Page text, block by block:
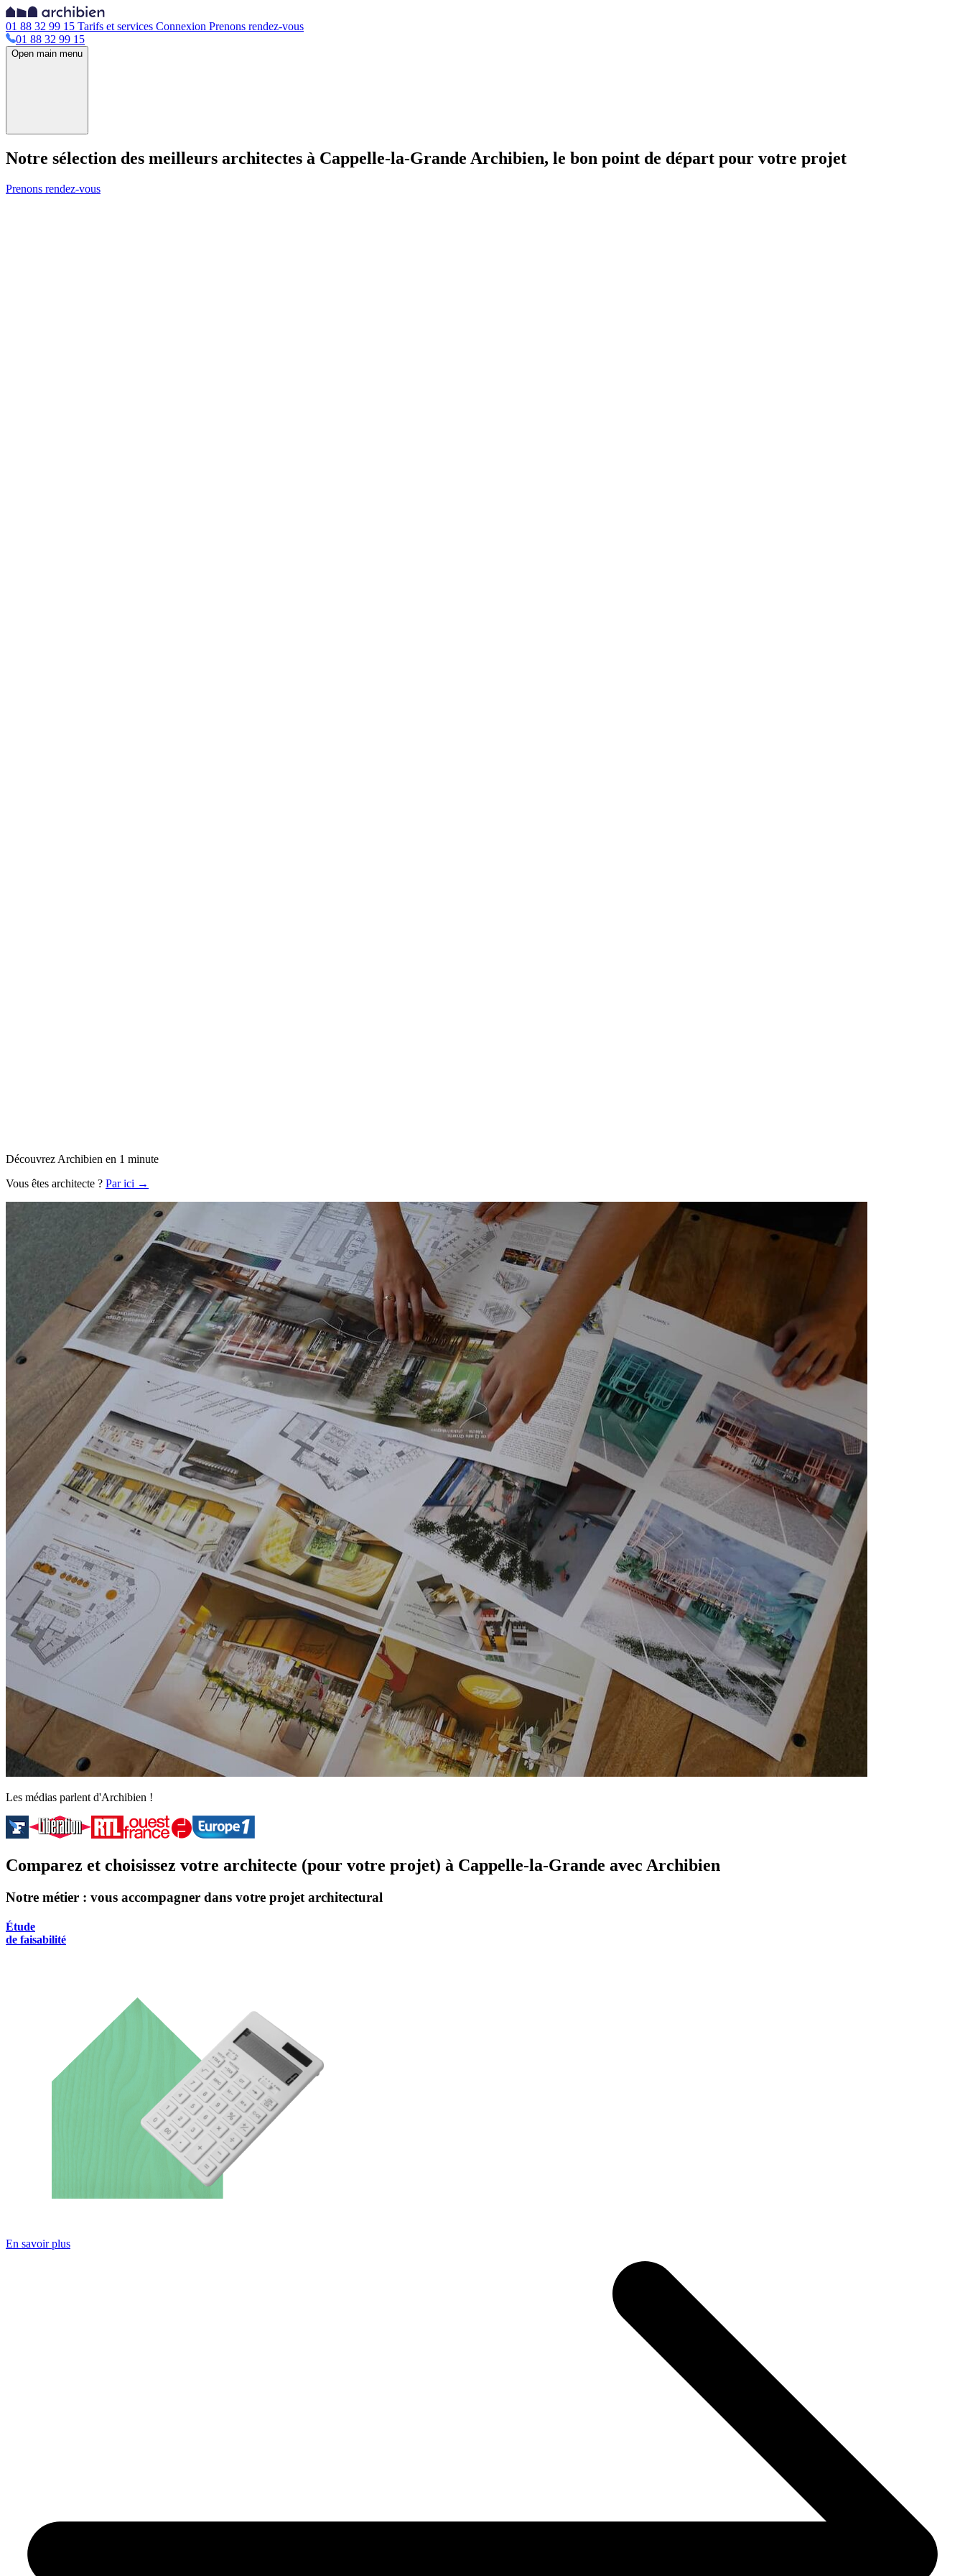
01 88 32 99 15 Tarifs et services Connexion Prenons rendez-vous
01 88 32 99 15
Open main menu
Notre sélection des meilleurs architectes à Cappelle-la-Grande Archibien, le bon point de départ pour votre projet
Prenons rendez-vous
Découvrez Archibien en 1 minute
Vous êtes architecte ? Par ici →
Les médias parlent d'Archibien !
Comparez et choisissez votre architecte (pour votre projet) à Cappelle-la-Grande avec Archibien
Notre métier : vous accompagner dans votre projet architectural
Étude
de faisabilité
En savoir plus